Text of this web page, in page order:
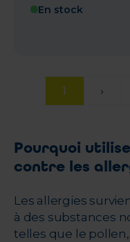
En stock
1 ›
Pourquoi
contre les
Les allergies
à des substances
telles que le